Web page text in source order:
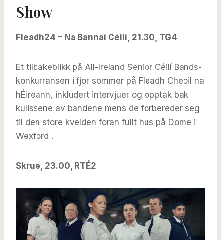
Show
Fleadh24 – Na Bannaí Céilí, 21.30, TG4
Et tilbakeblikk på All-Ireland Senior Céilí Bands-
konkurransen i fjor sommer på Fleadh Cheoil na
hÉireann, inkludert intervjuer og opptak bak
kulissene av bandene mens de forbereder seg
til den store kvelden foran fullt hus på Dome i
Wexford .
Skrue, 23.00, RTÉ2